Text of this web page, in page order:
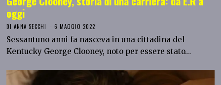
oggi
DIANNA SECCHI 6 MAGGIO 2022
Sessantuno anni fa nasceva in una cittadina del
Kentucky George Clooney, noto per essere stato…